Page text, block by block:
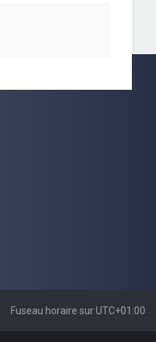
Fuseau horaire surUTC+01:00